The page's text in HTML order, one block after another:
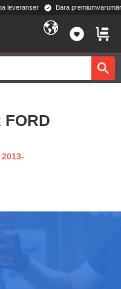
leveranser Bara
FORD